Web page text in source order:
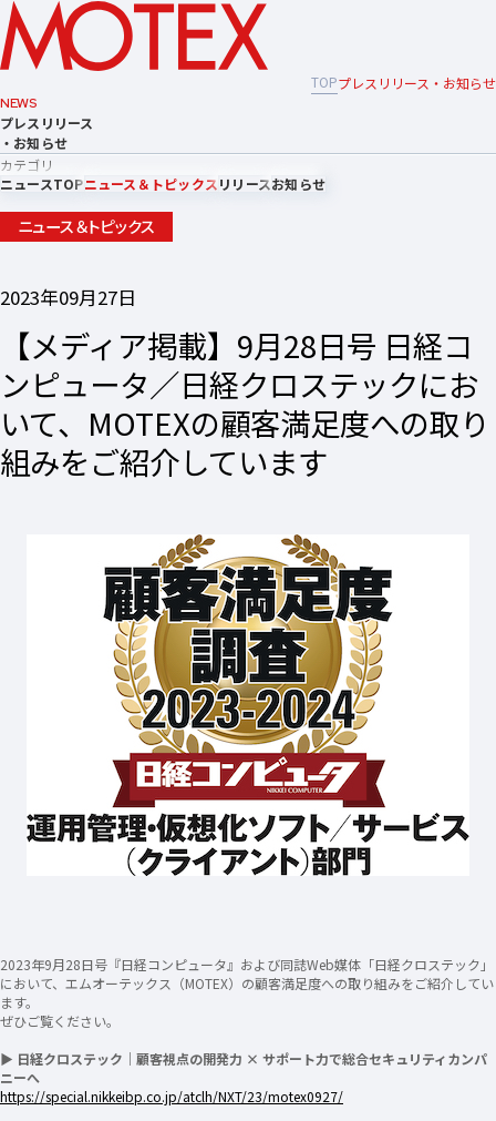
TOPプレスリリース・お知らせ
NEWS
プレスリリース
・お知らせ
カテゴリ
ニュースTOPニュース＆トピックスリリースお知らせ
ニュース＆トピックス
2023年09月27日
【メディア掲載】9月28日号 日経コ
ンピュータ／日経クロステックにお
いて、MOTEXの顧客満足度への取り
組みをご紹介しています
2023年9月28日号『日経コンピュータ』および同誌Web媒体「日経クロステック」
において、エムオーテックス（MOTEX）の顧客満足度への取り組みをご紹介してい
ます。
ぜひご覧ください。
▶ 日経クロステック｜顧客視点の開発力 × サポート力で総合セキュリティカンパ
ニーへ
https://special.nikkeibp.co.jp/atclh/NXT/23/motex0927/